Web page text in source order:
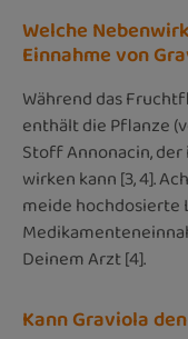
Welche
Einnahme von
Während das
enthält die Pflanze
Stoff Annonacin,
wirken kann [3, 4].
meide hochdosierte
Deinem Arzt [4].
Kann Graviola